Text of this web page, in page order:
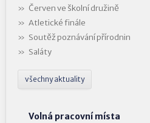
Červen ve školní družině
Atletické finále
Soutěž poznávání přírodnin
Saláty
všechny aktuality
Volná pracovní místa